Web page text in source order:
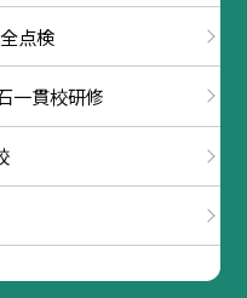
全点検
一貫校研修